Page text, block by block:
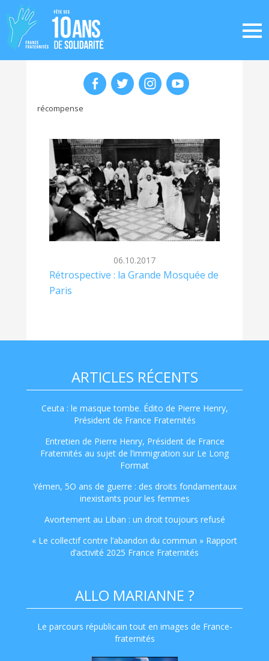
récompense
06.10.2017
Rétrospective : la Grande Mosquée de
Paris
ARTICLES RÉCENTS
Ceuta : le masque tombe. Édito de Pierre Henry,
Président de France Fraternités
Entretien de Pierre Henry, Président de France
Fraternités au sujet de l’immigration sur Le Long
Format
Yémen, 5O ans de guerre : des droits fondamentaux
inexistants pour les femmes
Avortement au Liban : un droit toujours refusé
« Le collectif contre l’abandon du commun » Rapport
d’activité 2025 France Fraternités
ALLO MARIANNE ?
Le parcours républicain tout en images de France-
fraternités